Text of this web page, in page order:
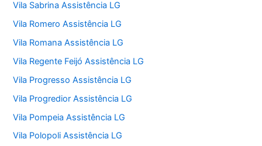
Vila Sabrina Assistência LG
Vila Romero Assistência LG
Vila Romana Assistência LG
Vila Regente Feijó Assistência LG
Vila Progresso Assistência LG
Vila Progredior Assistência LG
Vila Pompeia Assistência LG
Vila Polopoli Assistência LG